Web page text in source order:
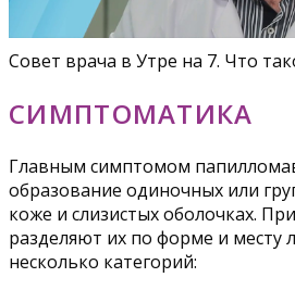
Совет врача в Утре на 7. Что
СИМПТОМАТИКА
Главным симптомом
образование одиночных или
коже и слизистых оболочках.
разделяют их по форме и месту
несколько категорий: